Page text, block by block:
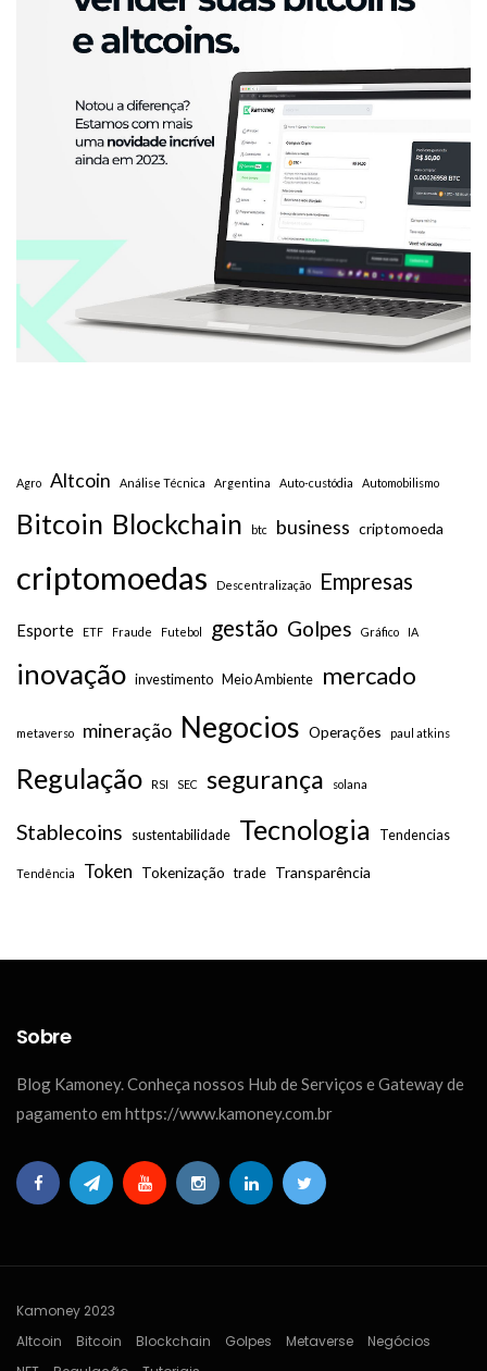
Agro Altcoin Análise Técnica Argentina Auto-custódia Automobilismo
Bitcoin Blockchain btc business criptomoeda
criptomoedas Descentralização Empresas
Esporte ETF Fraude Futebol gestão Golpes Gráfico IA
inovação investimento Meio Ambiente mercado
metaverso mineração Negocios Operações paul atkins
Regulação RSI SEC segurança solana
Stablecoins sustentabilidade Tecnologia Tendencias
Tendência Token Tokenização trade Transparência
Sobre
Blog Kamoney. Conheça nossos Hub de Serviços e Gateway de
pagamento em https://www.kamoney.com.br
Kamoney 2023
Altcoin
Bitcoin Blockchain Golpes Metaverse
Negócios